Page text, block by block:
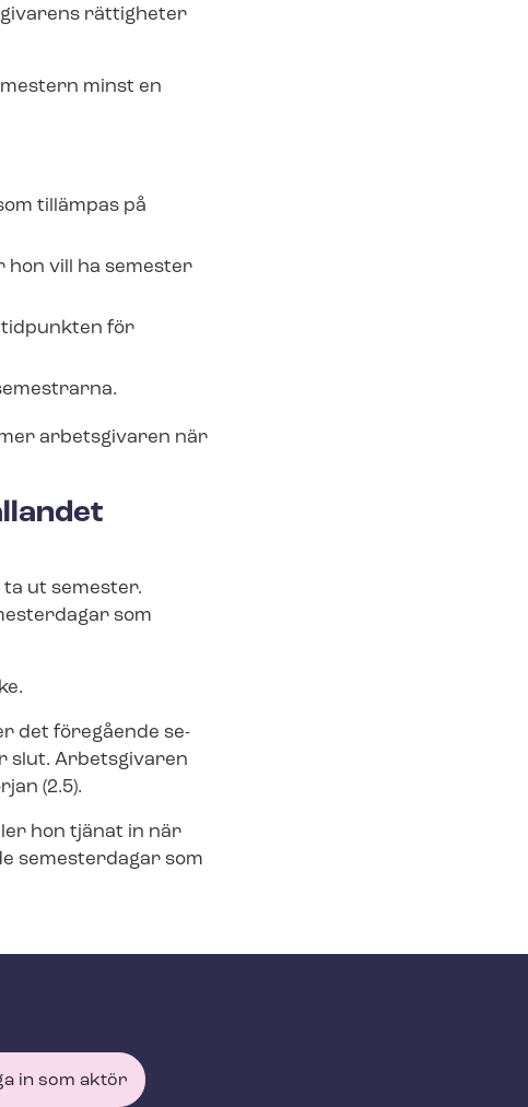
rättigheter
minst en
tillämpas på
hon vill ha semester
tidpunkten för
arbetsgivaren när
ut semester.
som
det föregående se­
slut. Arbetsgivaren
(2.5).
hon tjänat in när
semesterdagar som
in som aktör